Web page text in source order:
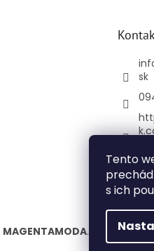
Tento
s ich
sk
MAGENTAMODA. Všetky